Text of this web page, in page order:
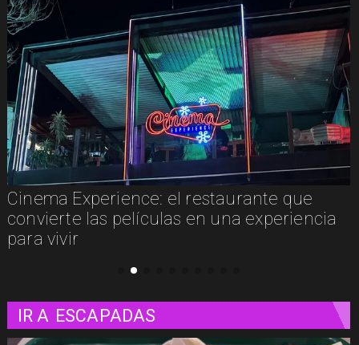
que
experiencia
Concurso de Acuarela Hardy
abre convocatoria con premio
IR A ESCAPADAS